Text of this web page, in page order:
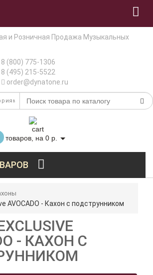
8 (800) 775-1306
8 (495) 215-5522
order@dynatone.ru
товаров, на 0 р.
AVOCADO - Кахон с подструнником
- КАХОН С